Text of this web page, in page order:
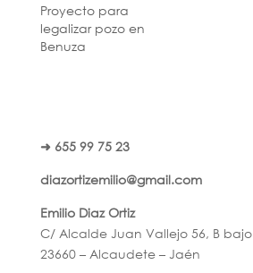
Proyecto para
legalizar pozo en
Benuza
➜ 655 99 75 23
diazortizemilio@gmail.com
Emilio Diaz Ortiz
C/ Alcalde Juan Vallejo 56, B bajo
23660 – Alcaudete – Jaén